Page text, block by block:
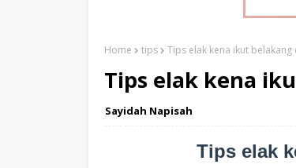
Home tips Tips elak kena ikut belakang
Tips elak kena
Sayidah Napisah
Tips elak